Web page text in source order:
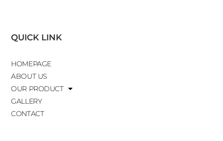
QUICK LINK
HOMEPAGE
ABOUT US
OUR PRODUCT
GALLERY
CONTACT